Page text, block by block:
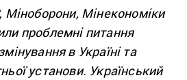
Міноборони, Мінекономіки
проблемні питання
в Україні та
установи. Український